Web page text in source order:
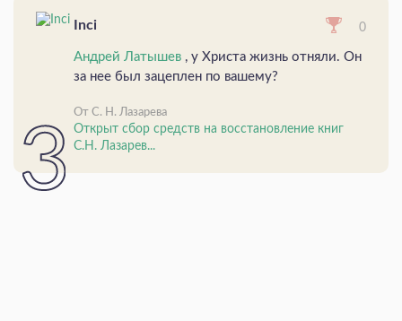
Inci 0
Андрей Латышев , у Христа жизнь отняли. Он
за нее был зацеплен по вашему?
От С. Н. Лазарева
Открыт сбор средств на восстановление книг
С.Н. Лазарев...